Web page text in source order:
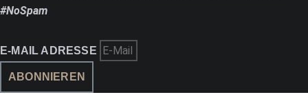
#NoSpam
E-MAIL ADRESSE
ABONNIEREN